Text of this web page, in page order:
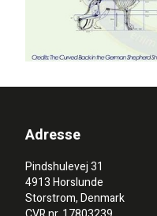
Adresse
Pindshulevej 31
4913 Horslunde
Storstrom, Denmark